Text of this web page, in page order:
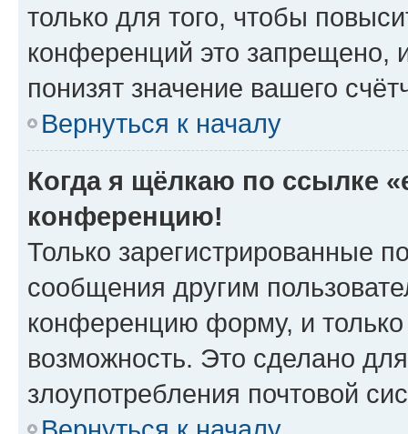
только для того, чтобы
конференций это запрещено,
понизят значение вашего
Вернуться к началу
Когда я щёлкаю по ссылке
конференцию!
Только зарегистрированные
сообщения другим
конференцию форму, и
возможность. Это сделано
злоупотребления почтовой